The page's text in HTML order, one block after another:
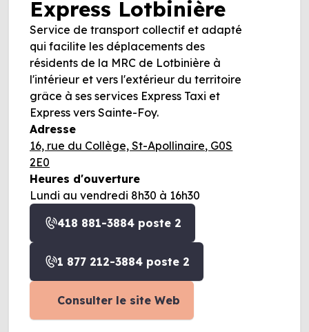
Express Lotbinière
Service de transport collectif et adapté
qui facilite les déplacements des
résidents de la MRC de Lotbinière à
l'intérieur et vers l'extérieur du territoire
grâce à ses services Express Taxi et
Express vers Sainte-Foy.
Adresse
16, rue du Collège, St-Apollinaire, G0S
2E0
Heures d'ouverture
Lundi au vendredi 8h30 à 16h30
418 881-3884 poste 2
1 877 212-3884 poste 2
Consulter le site Web